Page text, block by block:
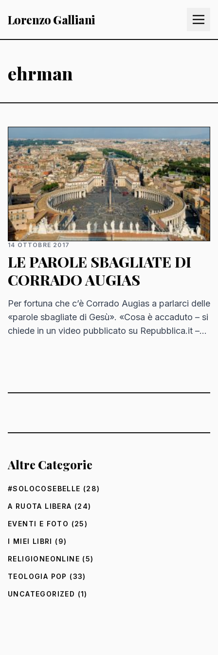
Lorenzo Galliani
ehrman
14 OTTOBRE 2017
LE PAROLE SBAGLIATE DI
CORRADO AUGIAS
Per fortuna che c’è Corrado Augias a parlarci delle
«parole sbagliate di Gesù». «Cosa è accaduto – si
chiede in un video pubblicato su Repubblica.it –
Altre Categorie
#SOLOCOSEBELLE (28)
A RUOTA LIBERA (24)
EVENTI E FOTO (25)
I MIEI LIBRI (9)
RELIGIONEONLINE (5)
TEOLOGIA POP (33)
UNCATEGORIZED (1)